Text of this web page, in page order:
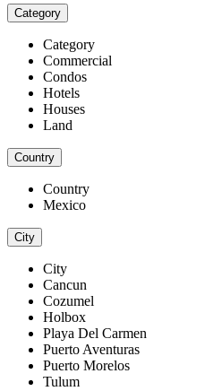
Category
Category
Commercial
Condos
Hotels
Houses
Land
Country
Country
Mexico
City
City
Cancun
Cozumel
Holbox
Playa Del Carmen
Puerto Aventuras
Puerto Morelos
Tulum